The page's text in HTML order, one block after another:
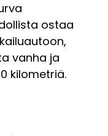
ostaa
vanha ja
kilometriä.